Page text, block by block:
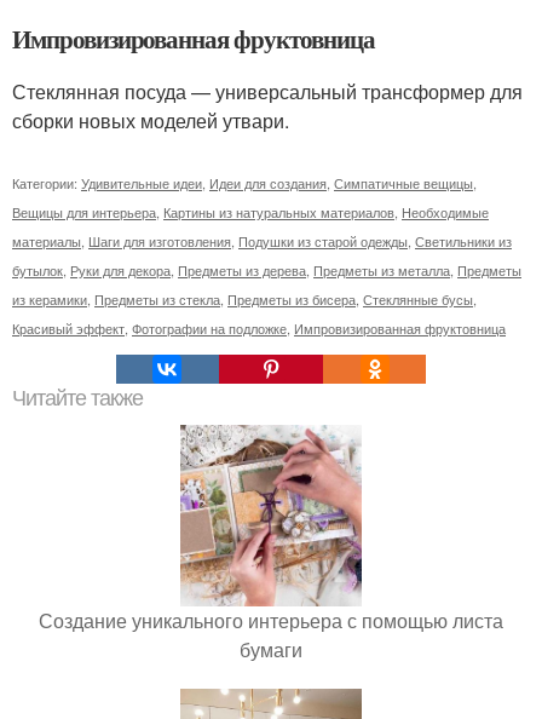
Импровизированная фруктовница
Стеклянная посуда — универсальный трансформер для
сборки новых моделей утвари.
Категории: Удивительные идеи Идеи для создания Симпатичные вещицы
Вещицы для интерьера Картины из натуральных материалов Необходимые
материалы Шаги для изготовления Подушки из старой одежды Светильники из
бутылок Руки для декора Предметы из дерева Предметы из металла Предметы
из керамики Предметы из стекла Предметы из бисера Стеклянные бусы
Красивый эффект Фотографии на подложке Импровизированная фруктовница
Читайте также
Создание уникального интерьера с помощью листа
бумаги